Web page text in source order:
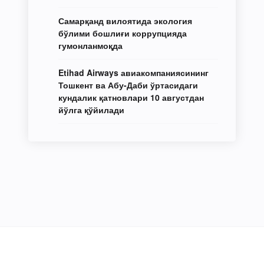
Самарқанд вилоятида экология
бўлими бошлиғи коррупцияда
гумонланмоқда
Etihad Airways авиакомпаниясининг
Тошкент ва Абу-Даби ўртасидаги
кундалик қатновлари 10 августдан
йўлга қўйилади